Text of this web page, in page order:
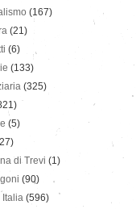
(167)
(21)
(6)
(133)
(325)
(5)
di Trevi (1)
(90)
Italia (596)